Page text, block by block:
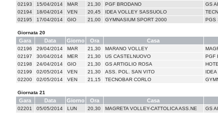
02193 15/04/2014 MAR 21,30 PGF BRODANO
GS
02194
18/04/2014 VEN 20,45 IDEA VOLLEY SASSUOLO
02195
17/04/2014 GIO 21,00 GYMNASIUM SPORT 2000 PGS
Giornata 20
Gara Data Giorno Ora Casa
02196 29/04/2014 MAR 21,30 MARANO VOLLEY
02197
30/04/2014 MER 21,30 US CASTELNUOVO
PGF
02198
24/04/2014 GIO 21,30 GS ARTIGLIO ROSA
02199
02/05/2014 VEN 21,30 ASS. POL. SAN VITO
02200
02/05/2014 VEN 21,15 TECNOBAR CORLO
Giornata 21
Gara Data Giorno Ora Casa
02201 05/05/2014 LUN 20,30 MAGRETA VOLLEY-CATTOLICA ASS.NE
GS